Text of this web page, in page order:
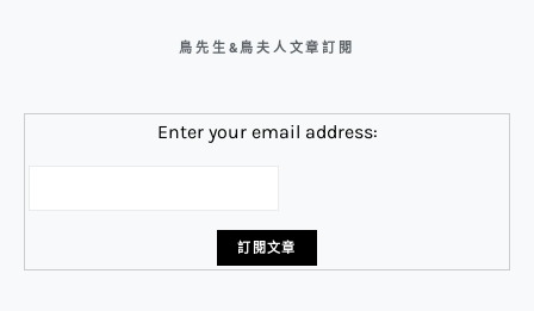
鳥先生&鳥夫人文章訂閱
Enter your email address: